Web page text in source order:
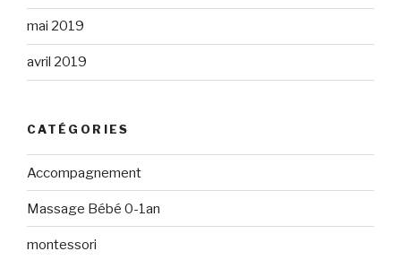
mai 2019
avril 2019
CATÉGORIES
Accompagnement
Massage Bébé 0-1an
montessori